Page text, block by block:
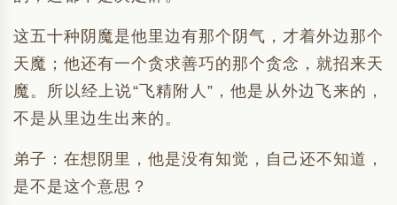
这五十种阴魔是他里边有那个阴气，才着外边那个
天魔；他还有一个贪求善巧的那个贪念，就招来天
魔。所以经上说“飞精附人”，他是从外边飞来的，
不是从里边生出来的。
弟子：在想阴里，他是没有知觉，自己还不知道，
是不是这个意思？